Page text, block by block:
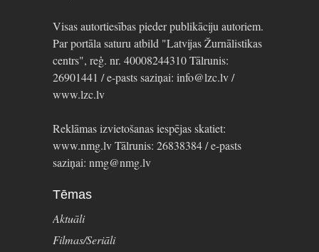
Visas autortiesības pieder publikāciju autoriem.
Par portāla saturu atbild "Latvijas Žurnālistikas
centrs", reģ. nr. 40008244310 Tālrunis:
26901441 / e-pasts saziņai: info@lzc.lv /
www.lzc.lv
Reklāmas izvietošanas iespējas skatiet:
www.nmg.lv Tālrunis: 26838384 / e-pasts
saziņai: nmg@nmg.lv
Tēmas
Aktuāli
Filmas/Seriāli